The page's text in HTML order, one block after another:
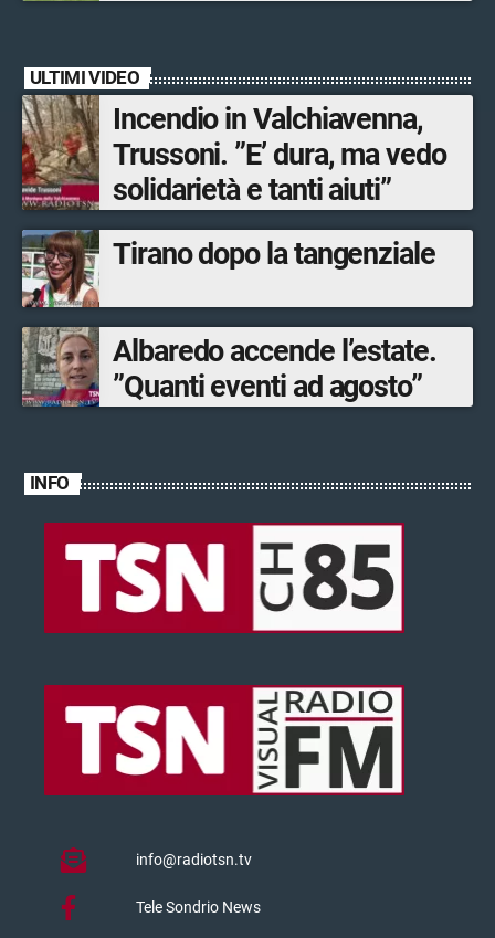
ULTIMI VIDEO
Incendio in Valchiavenna,
Trussoni. ”E’ dura, ma vedo
solidarietà e tanti aiuti”
Tirano dopo la tangenziale
Albaredo accende l’estate.
”Quanti eventi ad agosto”
INFO
info@radiotsn.tv
Tele Sondrio News